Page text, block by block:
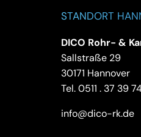
STANDORT
DICO Rohr- &
Sallstraße 29
30171 Hannover
Tel.0511 . 37 39
info@dico-rk.de